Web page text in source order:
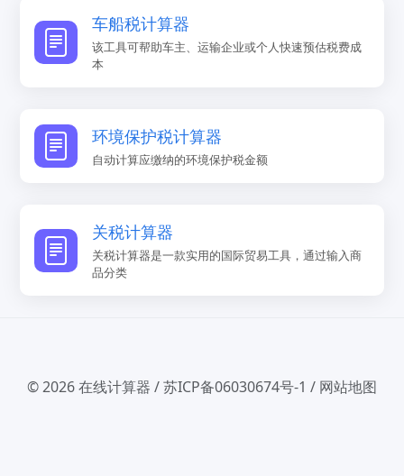
车船税计算器
该工具可帮助车主、运输企业或个人快速预估税费成
本
环境保护税计算器
自动计算应缴纳的环境保护税金额
关税计算器
关税计算器是一款实用的国际贸易工具，通过输入商
品分类
© 2026在线计算器 /苏ICP备06030674号-1 / 网站地图